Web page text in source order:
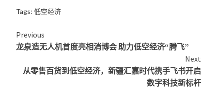
Tags: 低空经济
Continue
Reading
Previous
龙泉造无人机首度亮相消博会 助力低空经济“腾飞”
Next
从零售百货到低空经济，新疆汇嘉时代携手飞书开启
数字科技新标杆